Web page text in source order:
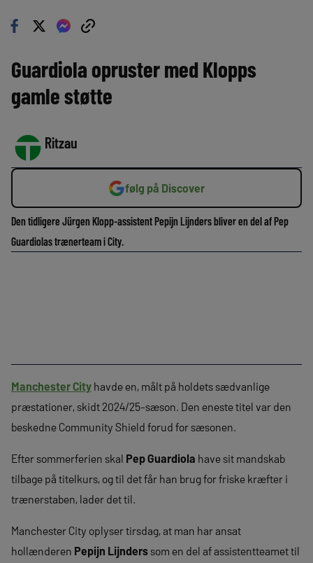
Guardiola opruster med Klopps
gamle støtte
Ritzau
følg på Discover
Den tidligere Jürgen Klopp-assistent Pepijn Lijnders bliver en del af Pep
Guardiolas trænerteam i City.
Manchester City havde en, målt på holdets sædvanlige
præstationer, skidt 2024/25-sæson. Den eneste titel var den
beskedne Community Shield forud for sæsonen.
Efter sommerferien skal Pep Guardiola have sit mandskab
tilbage på titelkurs, og til det får han brug for friske kræfter i
trænerstaben, lader det til.
Manchester City oplyser tirsdag, at man har ansat
hollænderen Pepijn Lijnderssom en del af assistentteamet til